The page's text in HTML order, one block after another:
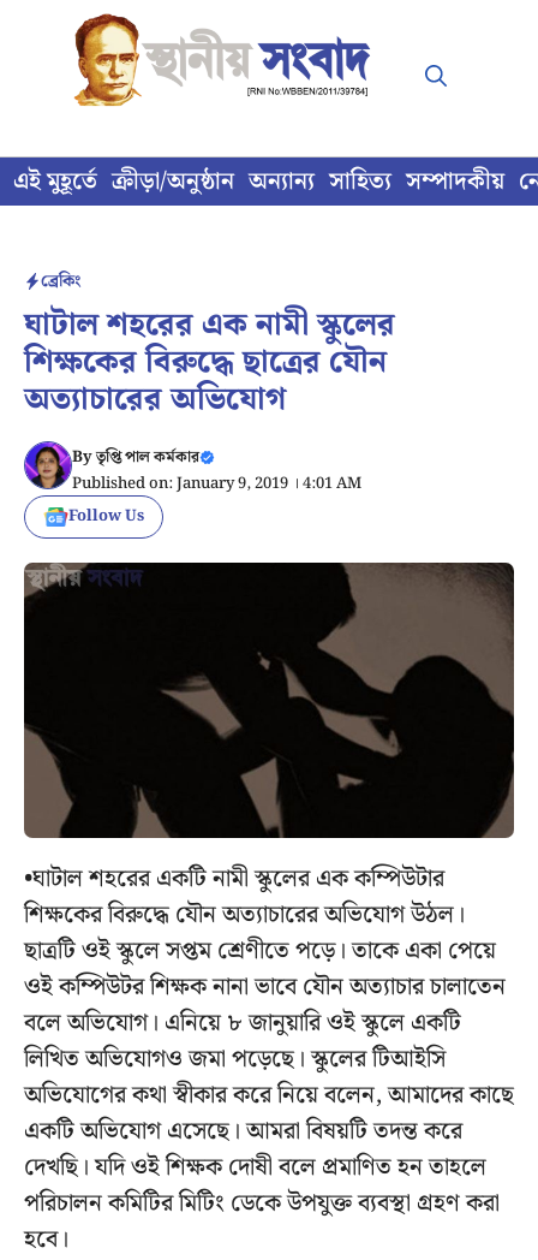
content
এই মুহূর্তে ক্রীড়া/অনুষ্ঠান অন্যান্য সাহিত্য সম্পাদকীয়
ব্রেকিং
ঘাটাল শহরের এক নামী স্কুলের
শিক্ষকের বিরুদ্ধে ছাত্রের যৌন
অত্যাচারের অভিযোগ
Byতৃপ্তি পাল কর্মকার
Published on: January 9, 2019 । 4:01 AM
Follow Us
•ঘাটাল শহরের একটি নামী স্কুলের এক কম্পিউটার
শিক্ষকের বিরুদ্ধে যৌন অত্যাচারের অভিযোগ উঠল।
ছাত্রটি ওই স্কুলে সপ্তম শ্রেণীতে পড়ে। তাকে একা পেয়ে
ওই কম্পিউটর শিক্ষক নানা ভাবে যৌন অত্যাচার চালাতেন
বলে অভিযোগ। এনিয়ে ৮ জানুয়ারি ওই স্কুলে একটি
লিখিত অভিযোগও জমা পড়েছে। স্কুলের টিআইসি
অভিযোগের কথা স্বীকার করে নিয়ে বলেন, আমাদের কাছে
একটি অভিযোগ এসেছে। আমরা বিষয়টি তদন্ত করে
দেখছি। যদি ওই শিক্ষক দোষী বলে প্রমাণিত হন তাহলে
পরিচালন কমিটির মিটিং ডেকে উপযুক্ত ব্যবস্থা গ্রহণ করা
হবে।